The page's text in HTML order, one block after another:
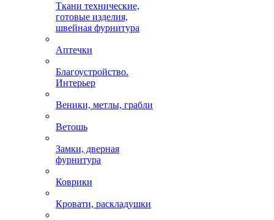
Ткани технические,
готовые изделия,
швейная фурнитура
Аптечки
Благоустройство.
Интерьер
Веники, метлы, грабли
Ветошь
Замки, дверная
фурнитура
Коврики
Кровати, раскладушки